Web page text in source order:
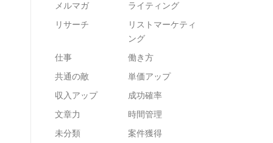
メルマガ
ライティング
リサーチ
リストマーケティ
ング
仕事
働き方
共通の敵
単価アップ
収入アップ
成功確率
文章力
時間管理
未分類
案件獲得